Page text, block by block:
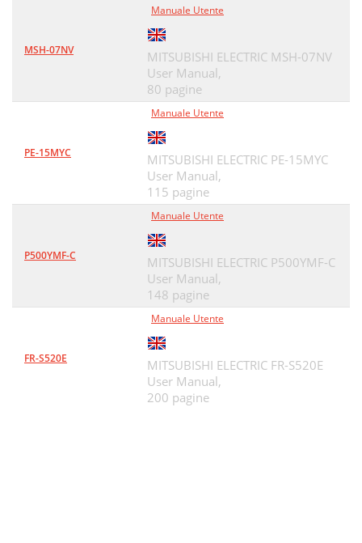
MSH-07NV
Manuale Utente
MITSUBISHI ELECTRIC MSH-07NV
User Manual,
80 pagine
PE-15MYC
Manuale Utente
MITSUBISHI ELECTRIC PE-15MYC
User Manual,
115 pagine
P500YMF-C
Manuale Utente
MITSUBISHI ELECTRIC P500YMF-C
User Manual,
148 pagine
FR-S520E
Manuale Utente
MITSUBISHI ELECTRIC FR-S520E
User Manual,
200 pagine